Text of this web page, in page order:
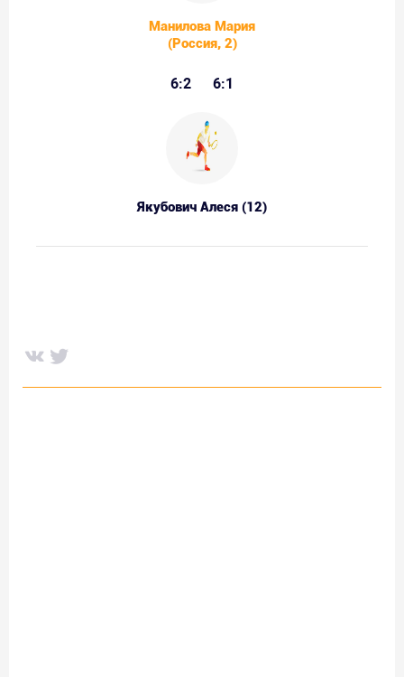
Манилова Мария
(Россия, 2)
6:2 6:1
Якубович Алеся (12)